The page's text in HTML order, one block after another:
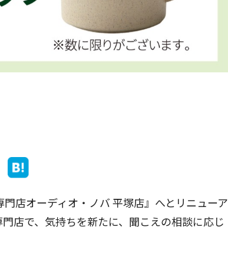
店オーディオ・ノバ 平塚店』へとリニューア
店で、気持ちを新たに、聞こえの相談に応じ